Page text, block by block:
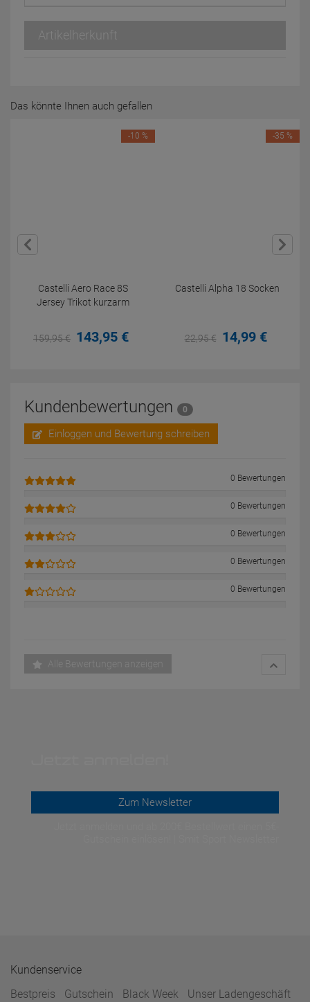
Artikelherkunft
Das könnte Ihnen auch gefallen
Castelli Aero Race 8S
Jersey Trikot kurzarm
159,95€ 143,95 €
-10 %
Castelli Alpha 18 Socken
22,95€ 14,99 €
-35 %
Kundenbewertungen 0
Einloggen und Bewertung schreiben
0 Bewertungen
0 Bewertungen
0 Bewertungen
0 Bewertungen
0 Bewertungen
Alle Bewertungen anzeigen
Zum Newsletter
Kundenservice
Bestpreis
Gutschein Black Week
Unser Ladengeschäft